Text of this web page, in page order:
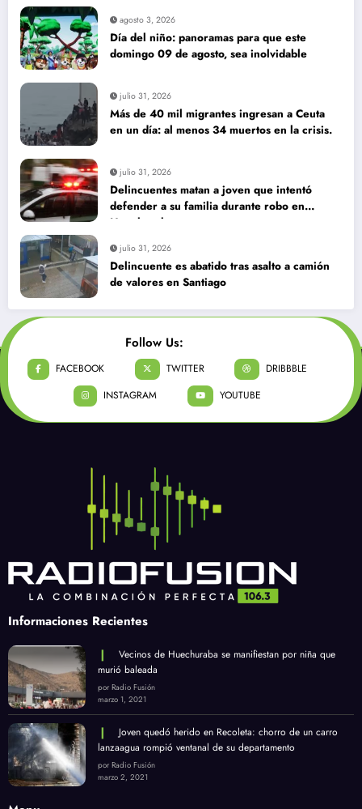
RECIENTE POPULAR
agosto 3, 2026
Día del niño: panoramas para que este
julio 31, 2026
Más de 40 mil migrantes ingresan a Ceuta
en un día: al menos 34 muertos en la crisis.
julio 31, 2026
Delincuentes matan a joven que intentó
Huechuraba
julio 31, 2026
Delincuente es abatido tras asalto a camión
de valores en Santiago
INSTAGRAM
Informaciones Recientes
Vecinos de Huechuraba se manifiestan por niña que
murió baleada
por Radio Fusión